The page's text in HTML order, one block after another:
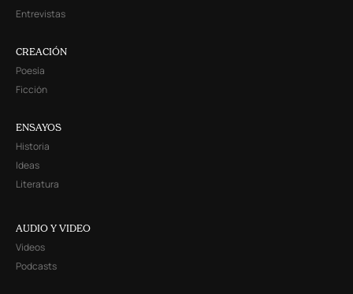
Entrevistas
CREACIÓN
Poesía
Ficción
ENSAYOS
Historia
Ideas
Literatura
AUDIO Y VIDEO
Videos
Podcasts